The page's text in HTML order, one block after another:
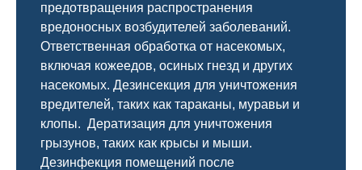
предотвращения распространения
вредоносных возбудителей заболеваний.
Ответственная обработка от насекомых,
включая кожеедов, осиных гнезд и других
насекомых. Дезинсекция для уничтожения
вредителей, таких как тараканы, муравьи и
клопы. Дератизация для уничтожения
грызунов, таких как крысы и мыши.
Дезинфекция помещений после